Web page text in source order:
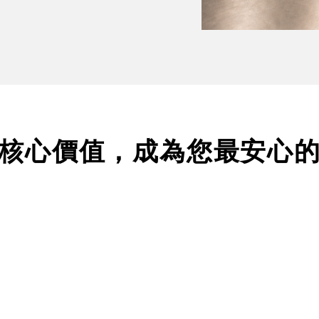
心價值，成為您最安心